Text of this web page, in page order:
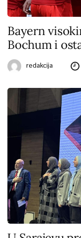
Bayern
Bochum i
redakcija